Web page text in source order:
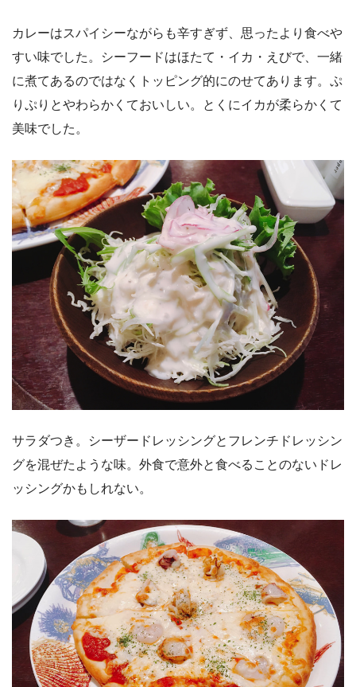
カレーはスパイシーながらも辛すぎず、思ったより食べや
すい味でした。シーフードはほたて・イカ・えびで、一緒
に煮てあるのではなくトッピング的にのせてあります。ぷ
りぷりとやわらかくておいしい。とくにイカが柔らかくて
美味でした。
サラダつき。シーザードレッシングとフレンチドレッシン
グを混ぜたような味。外食で意外と食べることのないドレ
ッシングかもしれない。